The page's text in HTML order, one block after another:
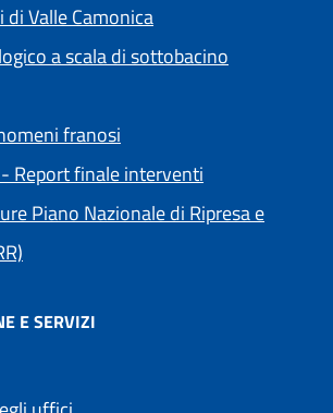
Valle Camonica
a scala di sottobacino
franosi
- Report finale interventi
Piano Nazionale di Ripresa e
E SERVIZI